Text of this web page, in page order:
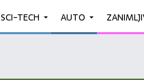
SCI-TECH AUTO